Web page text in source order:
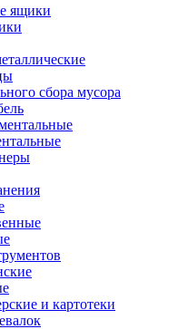
ящики
сбора мусора
и картотеки